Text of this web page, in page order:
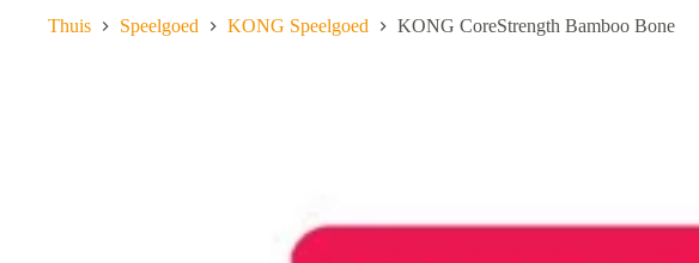
Thuis Speelgoed KONG Speelgoed KONG CoreStrength Bamboo Bone